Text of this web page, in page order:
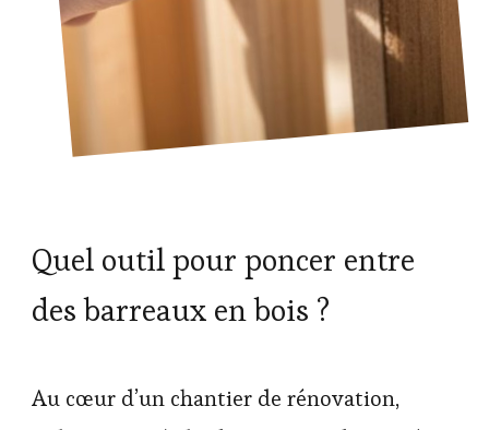
Quel outil pour poncer entre
des barreaux en bois ?
Au cœur d’un chantier de rénovation,